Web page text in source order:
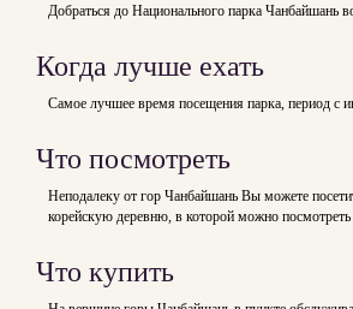
Добраться до Национального парка Чанбайшань
Когда лучше ехать
Самое лучшее время посещения парка, период с
Что посмотреть
Неподалеку от гор Чанбайшань Вы можете
корейскую деревню, в которой можно
Что купить